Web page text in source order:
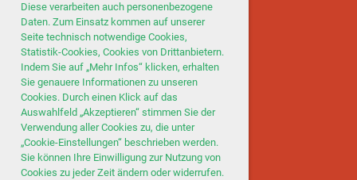
Diese verarbeiten auch personenbezogene
Daten. Zum Einsatz kommen auf unserer
Seite technisch notwendige Cookies,
Statistik-Cookies, Cookies von Drittanbietern.
Indem Sie auf „Mehr Infos“ klicken, erhalten
Sie genauere Informationen zu unseren
Cookies. Durch einen Klick auf das
Auswahlfeld „Akzeptieren“ stimmen Sie der
Verwendung aller Cookies zu, die unter
„Cookie-Einstellungen“ beschrieben werden.
Sie können Ihre Einwilligung zur Nutzung von
Cookies zu jeder Zeit ändern oder widerrufen.